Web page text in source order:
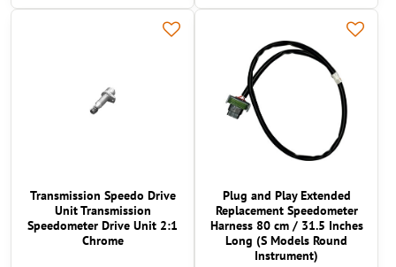
Transmission Speedo Drive
Unit Transmission
Speedometer Drive Unit 2:1
Chrome
Plug and Play Extended
Replacement Speedometer
Harness 80 cm / 31.5 Inches
Long (S Models Round
Instrument)